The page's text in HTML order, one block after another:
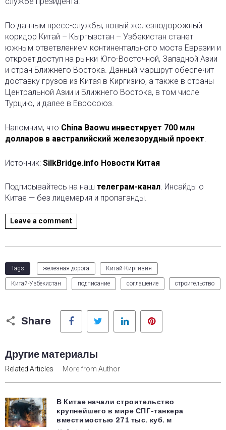
По данным пресс-службы, новый железнодорожный
коридор Китай – Кыргызстан – Узбекистан станет
южным ответвлением континентального моста Евразии и
откроет доступ на рынки Юго-Восточной, Западной Азии
и стран Ближнего Востока. Данный маршрут обеспечит
доставку грузов из Китая в Киргизию, а также в страны
Центральной Азии и Ближнего Востока, в том числе
Турцию, и далее в Евросоюз.
Напомним, что China Baowu инвестирует 700 млн
долларов в австралийский железорудный проект
Источник: SilkBridge.info Новости Китая
Подписывайтесь на наш телеграм-канал . Инсайды о
Китае — без лицемерия и пропаганды.
Leave a comment
Tags железная дорога Китай-Киргизия
Китай-Узбекистан подписание соглашение строительство
Share
Facebook Twitter LinkedIn
Другие материалы
Related Articles More from Author
В Китае начали строительство
крупнейшего в мире СПГ-танкера
вместимостью 271 тыс. куб. м